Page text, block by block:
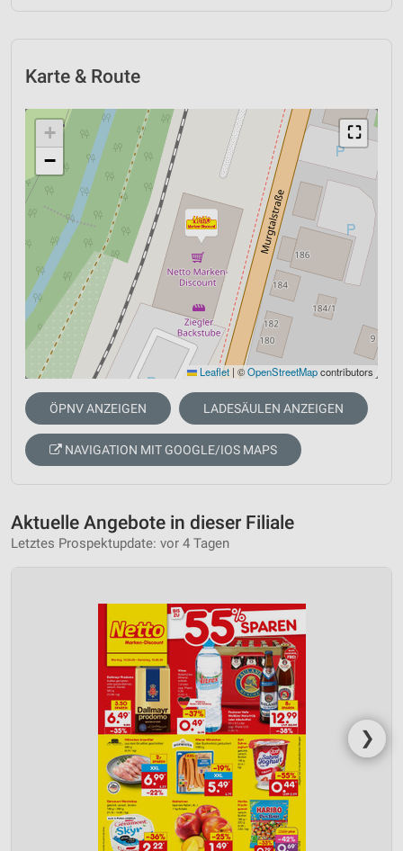
Karte & Route
⛶
+
−
Leaflet | ©OpenStreetMapcontributors
ÖPNV ANZEIGEN LADESÄULEN ANZEIGEN
NAVIGATION MIT GOOGLE/IOS MAPS
Aktuelle Angebote in dieser Filiale
Letztes Prospektupdate: vor 4 Tagen
❯